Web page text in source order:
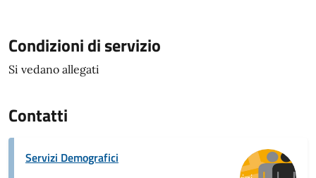
Condizioni di servizio
Si vedano allegati
Contatti
Servizi Demografici